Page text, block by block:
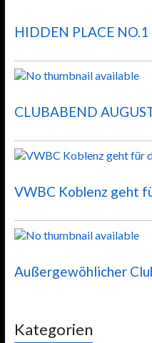
HIDDEN PLACE
CLUBABEND
VWBC Koblenz geht
Außergewöhlicher
Kategorien